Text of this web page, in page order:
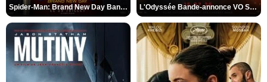
Spider-Man: Brand New Day Bande-annonce VO STFR L'Odyssée Bande-annonce VO STFR